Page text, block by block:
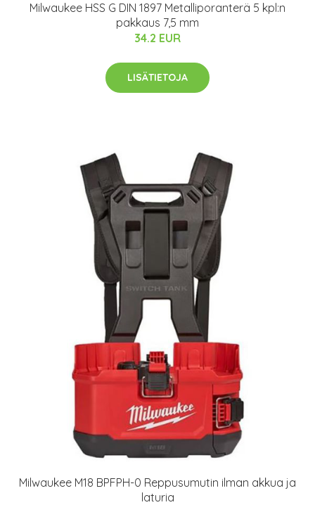
Milwaukee HSS G DIN 1897 Metalliporanterä 5 kpl:n
pakkaus 7,5 mm
34.2 EUR
LISÄTIETOJA
Milwaukee M18 BPFPH-0 Reppusumutin ilman akkua ja
laturia